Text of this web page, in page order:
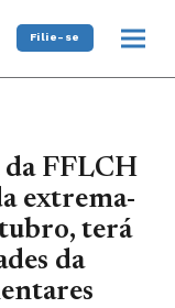
Filie-se
FFLCH
extrema-
terá
da